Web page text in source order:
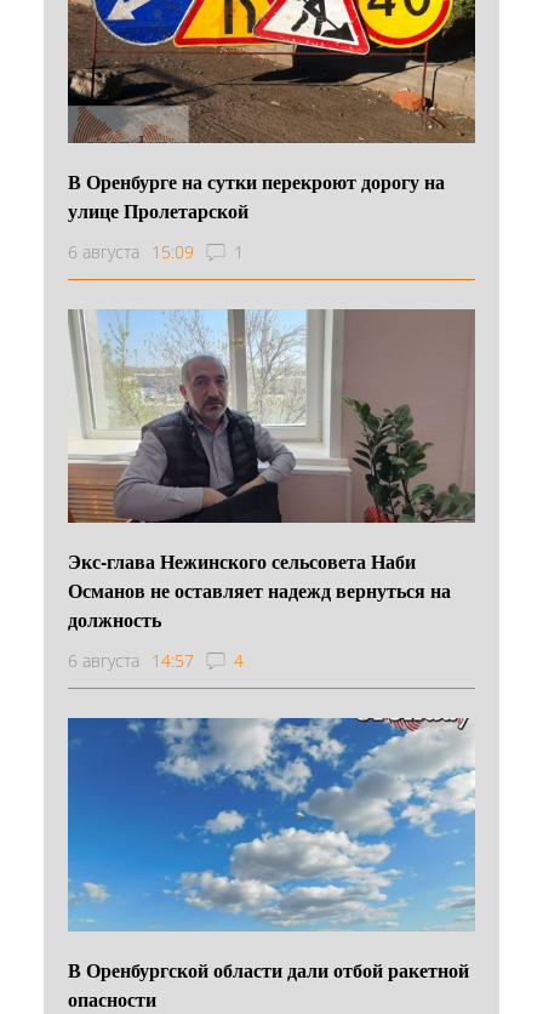
В Оренбурге на сутки перекроют дорогу на
улице Пролетарской
6 августа 15:09 1
Экс-глава Нежинского сельсовета Наби
Османов не оставляет надежд вернуться на
должность
6 августа 14:57 4
В Оренбургской области дали отбой ракетной
опасности